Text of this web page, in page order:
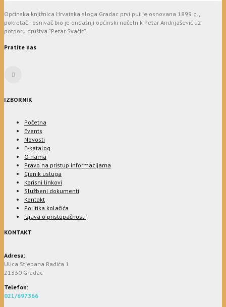
Općinska knjižnica Hrvatska sloga Gradac prvi put je osnovana 1899.g.,
pokretač i osnivač bio je ondašnji općinski načelnik Petar Andrijašević uz
potporu društva “Petar Svačić”.
Pratite nas
IZBORNIK
Početna
Events
Novosti
E-katalog
O nama
Pravo na pristup informacijama
Cjenik usluga
Korisni linkovi
Službeni dokumenti
Kontakt
Politika kolačića
Izjava o pristupačnosti
KONTAKT
Adresa:
Ulica Stjepana Radića 1
21330 Gradac
Telefon:
021/697366